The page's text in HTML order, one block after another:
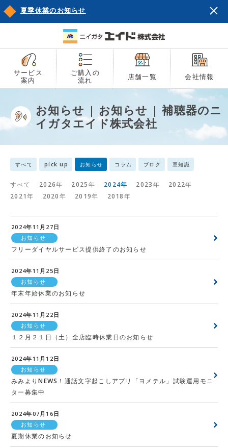
夏季休業のお知らせ
サービス
案内
ご購入の
流れ
店舗一覧 会社情報
お知らせ | お知らせ | 補聴器のニ
イガタエイド株式会社
すべて pick up お知らせ コラム ブログ 豆知識
すべて 2026年 2025年 2024年 2023年
2022年
2021年
2020年 2019年 2018年
2024年11月27日
お知らせ
フリーダイヤルサービス提供終了のお知らせ
2024年11月25日
お知らせ
年末年始休業のお知らせ
2024年11月22日
お知らせ
１２月２１日（土）全店臨時休業日のお知らせ
2024年11月12日
お知らせ
みみよりNEWS！通話文字起こしアプリ「ヨメテル」試験運用モニ
ター募集中
2024年07月16日
お知らせ
夏期休業のお知らせ